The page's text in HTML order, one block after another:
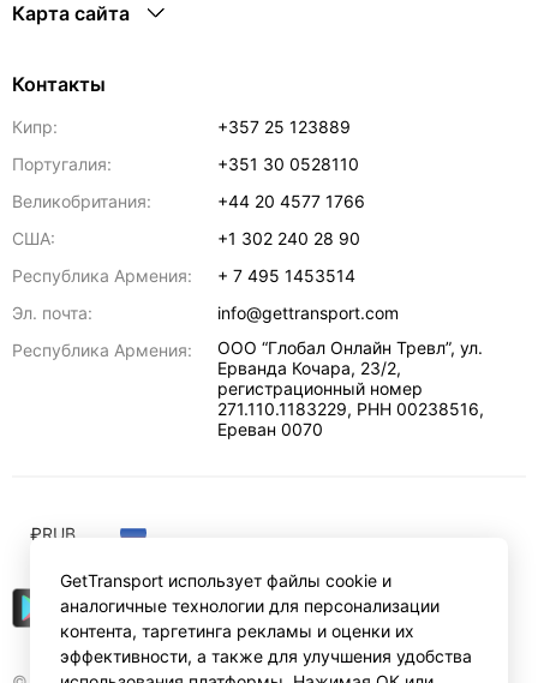
Карта сайта
Контакты
Кипр:
+357 25 123889
Португалия:
+351 30 0528110
Великобритания:
+44 20 4577 1766
США:
+1 302 240 28 90
Республика Армения:
+ 7 495 1453514
Эл. почта:
info@gettransport.com
Республика Армения:
ООО “Глобал Онлайн Тревл”, ул.
Ерванда Кочара, 23/2,
регистрационный номер
271.110.1183229, РНН 00238516,
Ереван 0070
₽RUB
GetTransport использует файлы cookie и
аналогичные технологии для персонализации
контента, таргетинга рекламы и оценки их
эффективности, а также для улучшения удобства